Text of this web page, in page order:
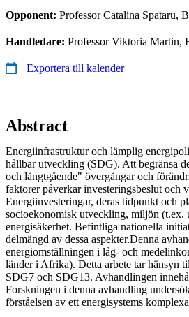
Opponent: Professor Catalina Spataru,
Handledare: Professor Viktoria Martin,
Exportera till kalender
Abstract
Energiinfrastruktur och lämplig
hållbar utveckling (SDG). Att begränsa
och långtgående" övergångar och
faktorer påverkar investeringsbeslut och
Energiinvesteringar, deras tidpunkt och
socioekonomisk utveckling, miljön (t.ex.
energisäkerhet. Befintliga nationella
delmängd av dessa aspekter.Denna
energiomställningen i låg- och
länder i Afrika). Detta arbete tar hänsyn
SDG7 och SDG13. Avhandlingen
Forskningen i denna avhandling
förståelsen av ett energisystems